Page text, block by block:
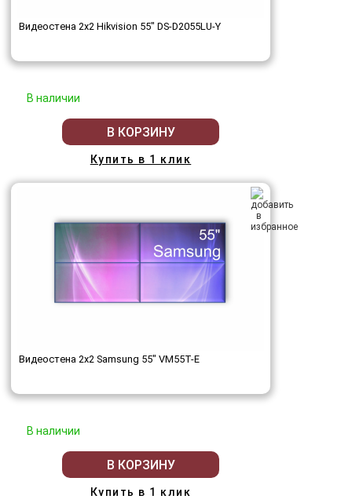
Видеостена 2x2 Hikvision 55" DS-D2055LU-Y
В наличии
В КОРЗИНУ
Купить в 1 клик
Видеостена 2x2 Samsung 55" VM55T-E
В наличии
В КОРЗИНУ
Купить в 1 клик